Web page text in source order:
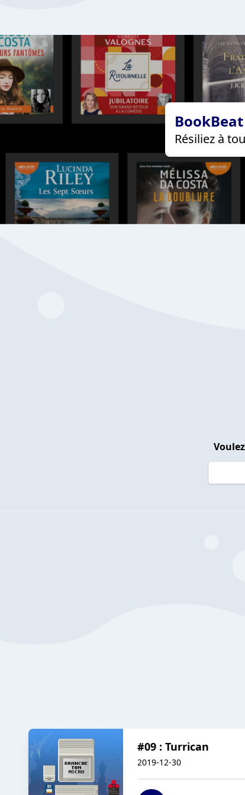
Résiliez à
#09 : Turrican
2019-12-30